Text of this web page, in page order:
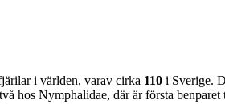
i världen, varav cirka 110 i Sverige.
hos Nymphalidae, där är första